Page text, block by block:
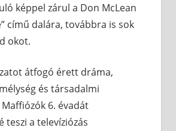
képpel zárul a Don McLean
című dalára, továbbra is sok
okot.
átfogó érett dráma,
és társadalmi
6. évadát
teszi a televíziózás